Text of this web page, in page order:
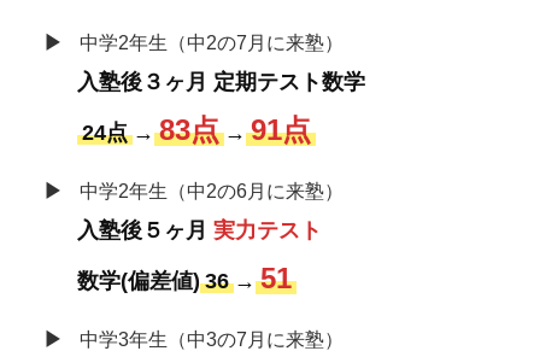
▶ 中学2年生（中2の7月に来塾）
入塾後３ヶ月 定期テスト数学
24点 → 83点 → 91点
▶ 中学2年生（中2の6月に来塾）
入塾後５ヶ月 実力テスト
数学(偏差値) 36 → 51
▶ 中学3年生（中3の7月に来塾）